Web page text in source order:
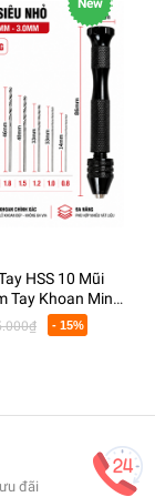
New
HSS 10 Mũi
Tay Khoan Mini
PCB Gỗ Nhựa
- 15%
đãi